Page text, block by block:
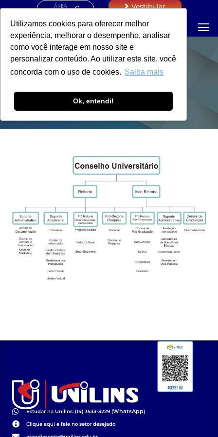
Utilizamos cookies para oferecer melhor
experiência, melhorar o desempenho, analisar
como você interage em nosso site e
personalizar conteúdo. Ao utilizar este site, você
concorda com o uso de cookies. Saiba mais
Ok, entendi!
ÁREA
Vestibular
ESTRUTURA
EXECUTIVA
Estudar na Unilins: (14) 3533-3229 (WhatsApp)
Clique aqui e fale no setor desejado